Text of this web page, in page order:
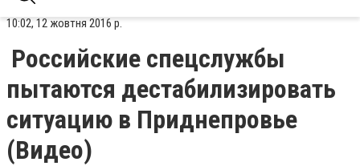
10:02, 12 жовтня 2016 р.
Российские спецслужбы
пытаются дестабилизировать
ситуацию в Приднепровье
(Видео)